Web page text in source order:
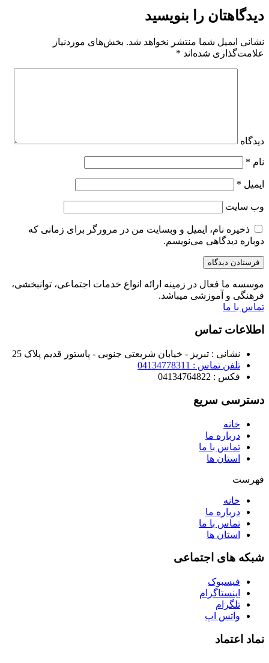
دیدگاهتان را بنویسید
نشانی ایمیل شما منتشر نخواهد شد. بخش‌های موردنیاز
علامت‌گذاری شده‌اند *
دیدگاه
نام *
ایمیل *
وب‌ سایت
ذخیره نام، ایمیل و وبسایت من در مرورگر برای زمانی که
دوباره دیدگاهی می‌نویسم.
موسسه ما فعال در زمینه ارائه انواع خدمات اجتماعی، توانبخشی،
فرهنگی و آموزشی میباشد.
تماس با ما
اطلاعات تماس
نشانی : تبریز - خیابان شریعتی جنوبی - پاستور قدیم پلاک 25
تلفن تماس : 04134778311
فکس : 04134764822
دسترسی سریع
خانه
درباره ما
تماس با ما
استان ها
فهرست
خانه
درباره ما
تماس با ما
استان ها
شبکه های اجتماعی
فیسبوک
اینستاگرام
تلگرام
واتس اپ
نماد اعتماد